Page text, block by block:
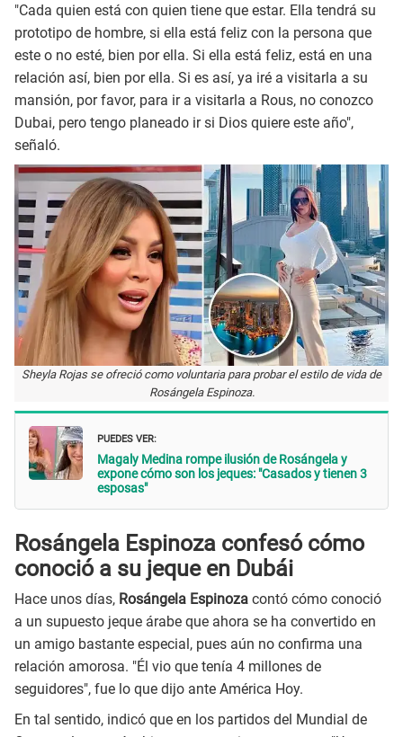
"Cada quien está con quien tiene que estar. Ella tendrá su
prototipo de hombre, si ella está feliz con la persona que
este o no esté, bien por ella. Si ella está feliz, está en una
relación así, bien por ella. Si es así, ya iré a visitarla a su
mansión, por favor, para ir a visitarla a Rous, no conozco
Dubai, pero tengo planeado ir si Dios quiere este año",
señaló.
Sheyla Rojas se ofreció como voluntaria para probar el estilo de vida de
Rosángela Espinoza.
PUEDES VER:
Magaly Medina rompe ilusión de Rosángela y
expone cómo son los jeques: "Casados y tienen 3
esposas"
Rosángela Espinoza confesó cómo
conoció a su jeque en Dubái
Hace unos días, Rosángela Espinoza contó cómo conoció
a un supuesto jeque árabe que ahora se ha convertido en
un amigo bastante especial, pues aún no confirma una
relación amorosa. "Él vio que tenía 4 millones de
seguidores", fue lo que dijo ante América Hoy.
En tal sentido, indicó que en los partidos del Mundial de